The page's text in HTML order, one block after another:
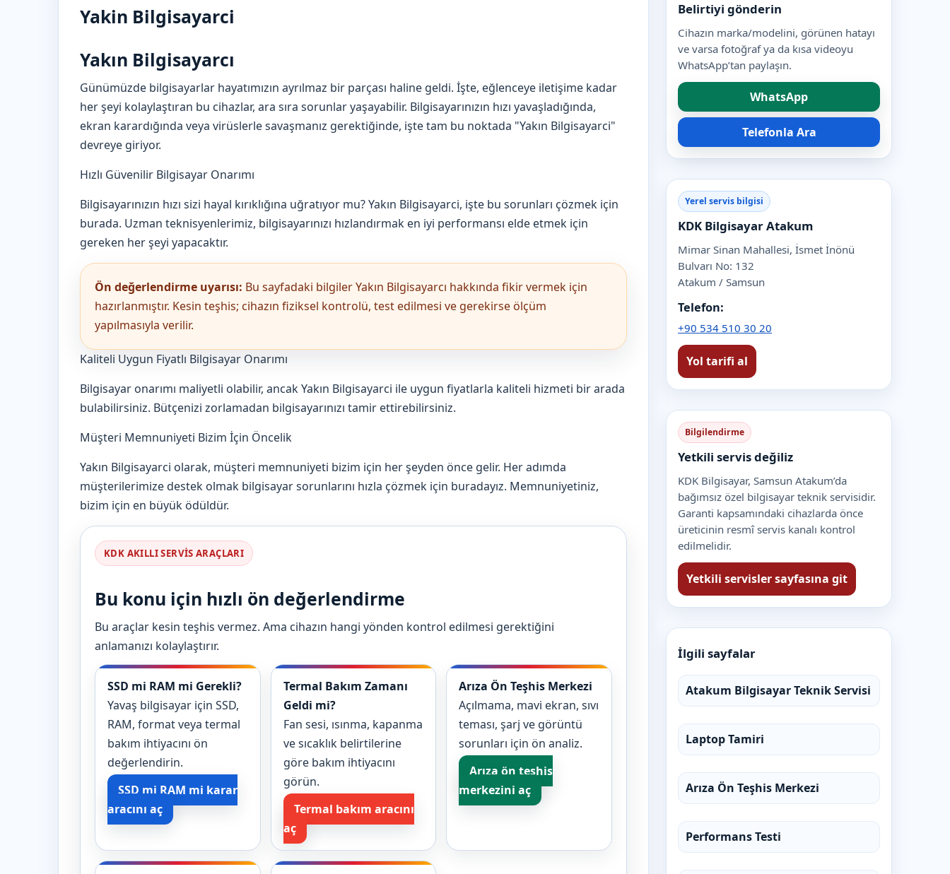
Yakin Bilgisayarci
Yakın Bilgisayarcı
Günümüzde bilgisayarlar hayatımızın ayrılmaz bir parçası haline geldi. İşte, eğlenceye iletişime kadar
her şeyi kolaylaştıran bu cihazlar, ara sıra sorunlar yaşayabilir. Bilgisayarınızın hızı yavaşladığında,
ekran karardığında veya virüslerle savaşmanız gerektiğinde, işte tam bu noktada "Yakın Bilgisayarci"
devreye giriyor.
Hızlı Güvenilir Bilgisayar Onarımı
Bilgisayarınızın hızı sizi hayal kırıklığına uğratıyor mu? Yakın Bilgisayarci, işte bu sorunları çözmek için
burada. Uzman teknisyenlerimiz, bilgisayarınızı hızlandırmak en iyi performansı elde etmek için
gereken her şeyi yapacaktır.
Ön değerlendirme uyarısı: Bu sayfadaki bilgiler Yakın Bilgisayarcı hakkında fikir vermek için
hazırlanmıştır. Kesin teşhis; cihazın fiziksel kontrolü, test edilmesi ve gerekirse ölçüm
yapılmasıyla verilir.
Kaliteli Uygun Fiyatlı Bilgisayar Onarımı
Bilgisayar onarımı maliyetli olabilir, ancak Yakın Bilgisayarci ile uygun fiyatlarla kaliteli hizmeti bir arada
bulabilirsiniz. Bütçenizi zorlamadan bilgisayarınızı tamir ettirebilirsiniz.
Müşteri Memnuniyeti Bizim İçin Öncelik
Yakın Bilgisayarci olarak, müşteri memnuniyeti bizim için her şeyden önce gelir. Her adımda
müşterilerimize destek olmak bilgisayar sorunlarını hızla çözmek için buradayız. Memnuniyetiniz,
bizim için en büyük ödüldür.
KDK AKILLI SERVIS ARAÇLARI
Bu konu için hızlı ön değerlendirme
Bu araçlar kesin teşhis vermez. Ama cihazın hangi yönden kontrol edilmesi gerektiğini
anlamanızı kolaylaştırır.
SSD mi RAM mi Gerekli?
Yavaş bilgisayar için SSD,
RAM, format veya termal
bakım ihtiyacını ön
değerlendirin.
SSD mi RAM mi karar
aracını aç
Termal Bakım Zamanı
Geldi mi?
Fan sesi, ısınma, kapanma
ve sıcaklık belirtilerine
göre bakım ihtiyacını
görün.
Termal bakım aracını
aç
Arıza Ön Teşhis Merkezi
Açılmama, mavi ekran, sıvı
teması, şarj ve görüntü
sorunları için ön analiz.
Arıza ön teşhis
merkezini aç
Belirtiyi gönderin
Cihazın marka/modelini, görünen hatayı
ve varsa fotoğraf ya da kısa videoyu
WhatsApp’tan paylaşın.
WhatsApp
Telefonla Ara
Yerel servis bilgisi
KDK Bilgisayar Atakum
Mimar Sinan Mahallesi, İsmet İnönü
Bulvarı No: 132
Atakum / Samsun
Telefon:
+90 534 510 30 20
Yol tarifi al
Bilgilendirme
Yetkili servis değiliz
KDK Bilgisayar, Samsun Atakum’da
bağımsız özel bilgisayar teknik servisidir.
Garanti kapsamındaki cihazlarda önce
üreticinin resmî servis kanalı kontrol
edilmelidir.
Yetkili servisler sayfasına git
İlgili sayfalar
Atakum Bilgisayar Teknik Servisi
Laptop Tamiri
Arıza Ön Teşhis Merkezi
Performans Testi